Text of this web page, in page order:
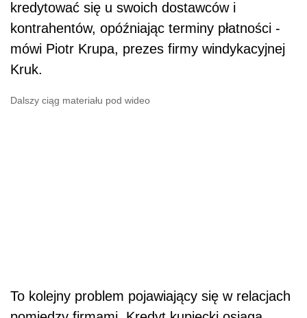
kredytować się u swoich dostawców i
kontrahentów, opóźniając terminy płatności -
mówi Piotr Krupa, prezes firmy windykacyjnej
Kruk.
Dalszy ciąg materiału pod wideo
To kolejny problem pojawiający się w relacjach